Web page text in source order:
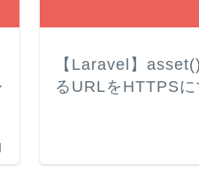
【Laravel】
るURLをHTTPSに